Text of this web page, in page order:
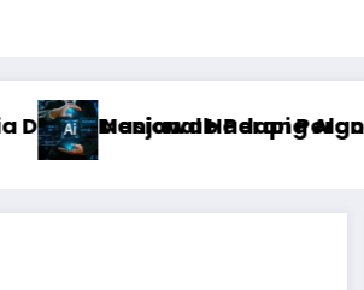
Perang Algoritma AI
Algoritma AI dengan Etika,